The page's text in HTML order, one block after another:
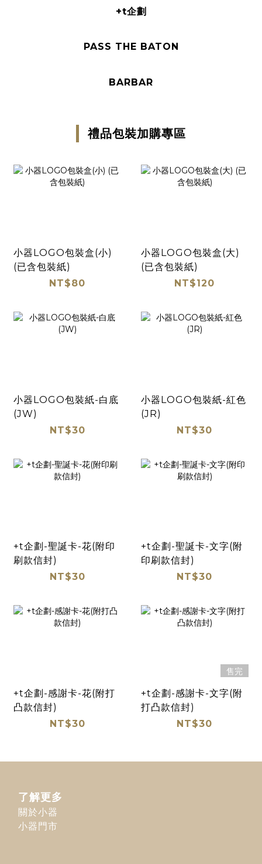
+t企劃
PASS THE BATON
BARBAR
禮品包裝加購專區
小器LOGO包裝盒(小)
(已含包裝紙)
NT$80
小器LOGO包裝盒(大)
(已含包裝紙)
NT$120
小器LOGO包裝紙-白底
(JW)
NT$30
小器LOGO包裝紙-紅色
(JR)
NT$30
+t企劃-聖誕卡-花(附印
刷款信封)
NT$30
+t企劃-聖誕卡-文字(附
印刷款信封)
NT$30
+t企劃-感謝卡-花(附打
凸款信封)
NT$30
售完
+t企劃-感謝卡-文字(附
打凸款信封)
NT$30
了解更多
關於小器
小器門市